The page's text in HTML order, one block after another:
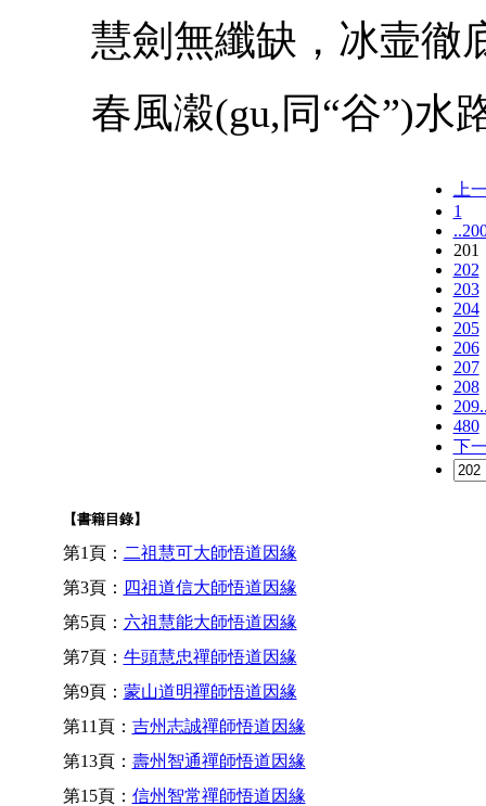
慧劍無纖缺，冰壸徹
春風濲(gu,同“谷”)水
上
1
201
202
203
204
205
206
207
208
480
下
【書籍目錄】
第1頁： 二祖慧可大師悟道因緣
第3頁： 四祖道信大師悟道因緣
第5頁： 六祖慧能大師悟道因緣
第7頁： 牛頭慧忠禪師悟道因緣
第9頁： 蒙山道明禪師悟道因緣
第11頁： 吉州志誠禪師悟道因緣
第13頁： 壽州智通禪師悟道因緣
第15頁： 信州智常禪師悟道因緣